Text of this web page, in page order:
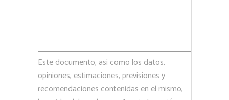
Este documento, así como los datos,
opiniones, estimaciones, previsiones y
recomendaciones contenidas en el mismo,